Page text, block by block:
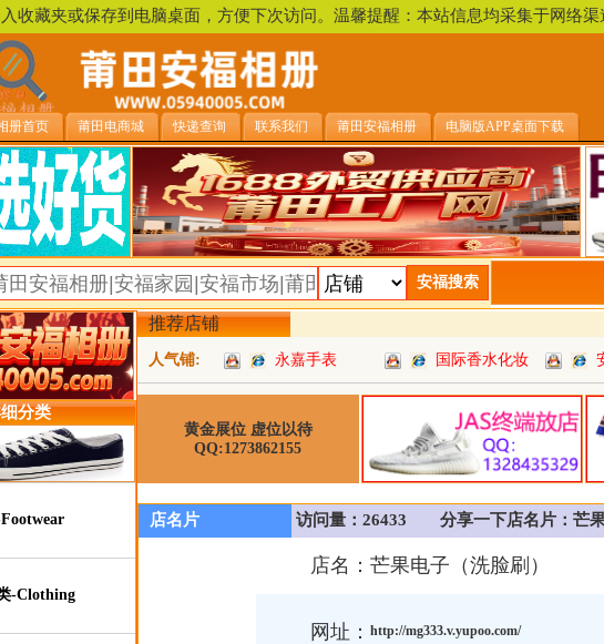
收藏夹或保存到电脑桌面，方便下次访问。温馨提醒：本站信息均采集于网络
册首页 莆田电商城 快递查询 联系我们 莆田安福相册 电脑版APP桌面下载
分类
-Clothing
推荐店铺
人气铺: 永嘉手表 国际香水化妆
黄金展位 虚位以待
QQ:1273862155
店名片 访问量：26433 分享一下店名片：芒
店名： 芒果电子（洗脸刷）
网址： http://mg333.v.yupoo.com/